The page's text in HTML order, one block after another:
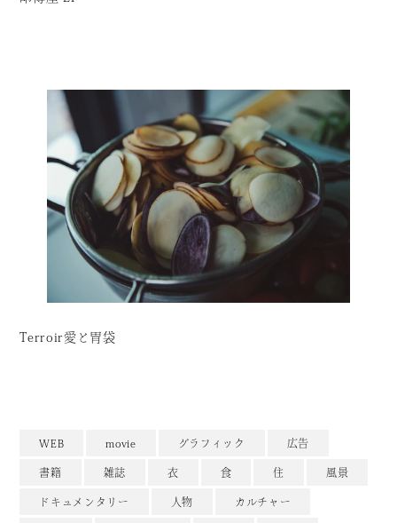
Terroir愛と胃袋
WEB movie グラフィック 広告
書籍 雑誌 衣 食 住 風景
ドキュメンタリー 人物 カルチャー